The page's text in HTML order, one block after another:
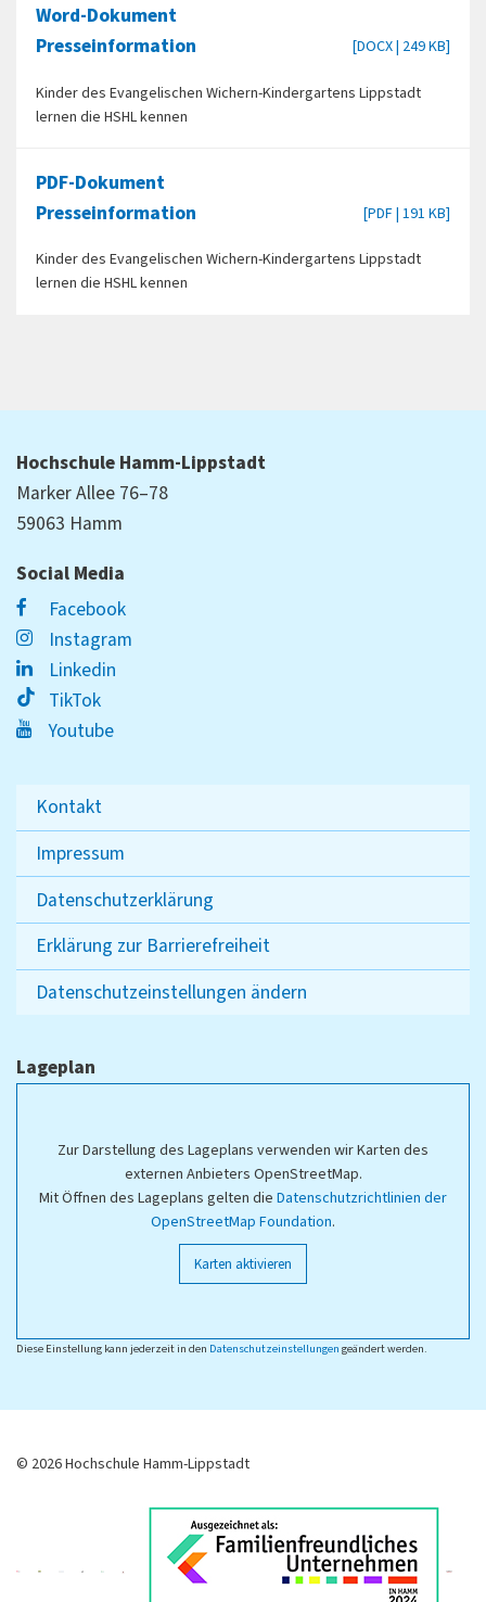
Word-Dokument
Presseinformation
[DOCX | 249 KB]
Kinder des Evangelischen Wichern-Kindergartens Lippstadt
lernen die HSHL kennen
PDF-Dokument
Presseinformation
[PDF | 191 KB]
Kinder des Evangelischen Wichern-Kindergartens Lippstadt
lernen die HSHL kennen
Hochschule Hamm-Lippstadt
Marker Allee 76–78
59063 Hamm
Social Media
Facebook
Instagram
Linkedin
TikTok
Youtube
Kontakt
Impressum
Datenschutzerklärung
Erklärung zur Barrierefreiheit
Datenschutzeinstellungen ändern
Lageplan
Zur Darstellung des Lageplans verwenden wir Karten des
externen Anbieters OpenStreetMap.
Mit Öffnen des Lageplans gelten die Datenschutzrichtlinien der
OpenStreetMap Foundation.
Karten aktivieren
Diese Einstellung kann jederzeit in den Datenschutzeinstellungen geändert werden.
© 2026 Hochschule Hamm-Lippstadt